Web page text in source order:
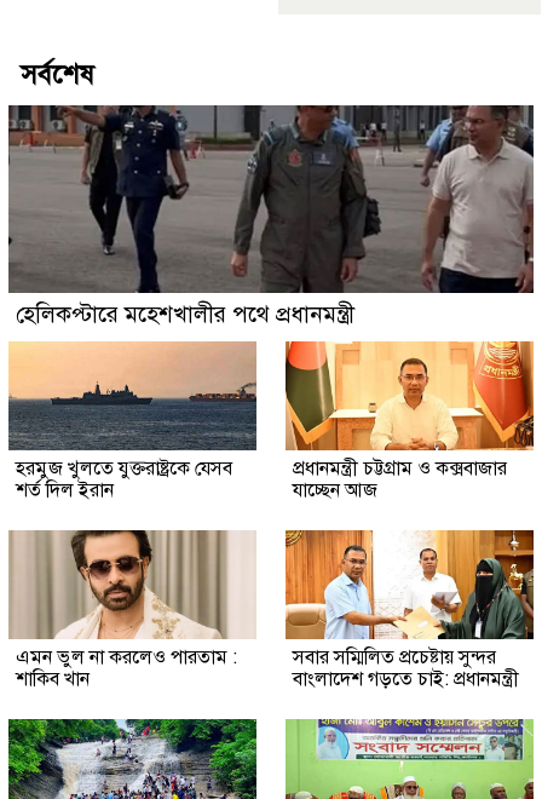
সর্বশেষ
হেলিকপ্টারে মহেশখালীর পথে প্রধানমন্ত্রী
হরমুজ খুলতে যুক্তরাষ্ট্রকে যেসব
শর্ত দিল ইরান
প্রধানমন্ত্রী চট্টগ্রাম ও কক্সবাজার
যাচ্ছেন আজ
এমন ভুল না করলেও পারতাম :
শাকিব খান
সবার সম্মিলিত প্রচেষ্টায় সুন্দর
বাংলাদেশ গড়তে চাই: প্রধানমন্ত্রী